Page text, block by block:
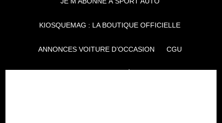
KIOSQUEMAG : LA BOUTIQUE OFFICIELLE
ANNONCES VOITURE D’OCCASION CGU